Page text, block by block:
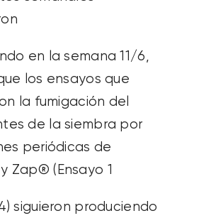
en la semana 11/6,
los ensayos que
la fumigación del
de la siembra por
periódicas de
Zap® (Ensayo 1
siguieron produciendo